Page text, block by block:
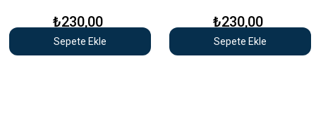
₺230,00
Sepete Ekle
₺230,00
Sepete Ekle